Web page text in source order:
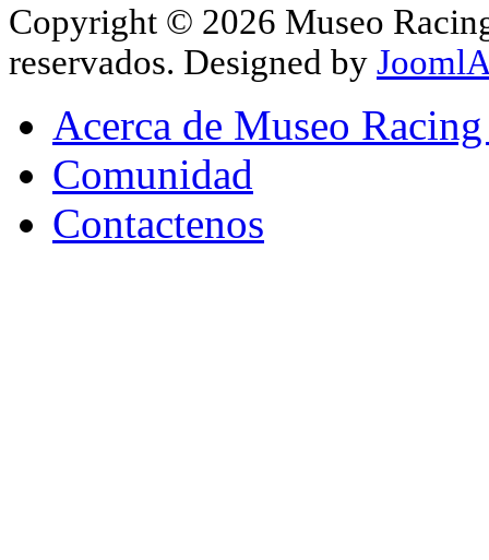
Copyright © 2026 Museo
reservados. Designed by
Acerca de Museo
Comunidad
Contactenos